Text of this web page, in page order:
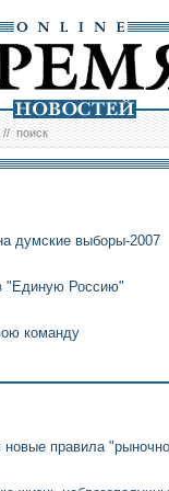
поиск
думские выборы-2007
"Единую Россию"
команду
правила